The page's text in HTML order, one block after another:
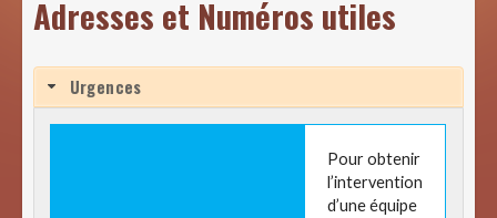
Adresses et Numéros utiles
Urgences
Pour obtenir
l’intervention
d’une équipe